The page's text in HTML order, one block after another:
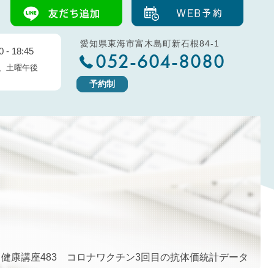
- 18:45
土曜午後
愛知県東海市富木島町新石根84-1
052-604-8080
予約制
健康講座483 コロナワクチン3回目の抗体価統計データ